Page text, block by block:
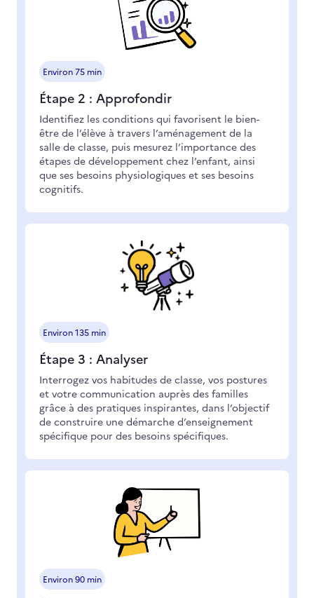
Environ 75 min
Étape 2 : Approfondir
Identifiez les conditions qui favorisent le bien-
être de l’élève à travers l’aménagement de la
salle de classe, puis mesurez l’importance des
étapes de développement chez l’enfant, ainsi
que ses besoins physiologiques et ses besoins
cognitifs.
Environ 135 min
Étape 3 : Analyser
Interrogez vos habitudes de classe, vos postures
et votre communication auprès des familles
grâce à des pratiques inspirantes, dans l’objectif
de construire une démarche d’enseignement
spécifique pour des besoins spécifiques.
Environ 90 min